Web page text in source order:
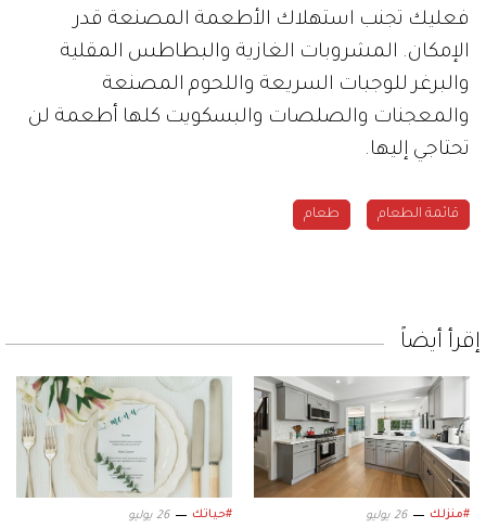
فعليك تجنب استهلاك الأطعمة المصنعة قدر
الإمكان. المشروبات الغازية والبطاطس المقلية
والبرغر للوجبات السريعة واللحوم المصنعة
والمعجنات والصلصات والبسكويت كلها أطعمة لن
تحتاجي إليها.
قائمة الطعام طعام
إقرأ أيضاً
#منزلك 26 يوليو #حياتك 26 يوليو